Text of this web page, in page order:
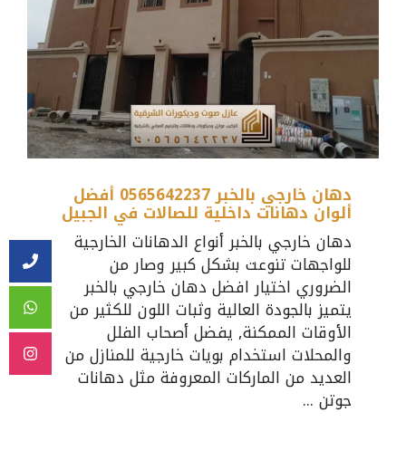
دهان خارجي بالخبر 0565642237 أفضل
ألوان دهانات داخلية للصالات في الجبيل
دهان خارجي بالخبر أنواع الدهانات الخارجية
للواجهات تنوعت بشكل كبير وصار من
الضروري اختيار افضل دهان خارجي بالخبر
يتميز بالجودة العالية وثبات اللون للكثير من
الأوقات الممكنة, يفضل أصحاب الفلل
والمحلات استخدام بويات خارجية للمنازل من
العديد من الماركات المعروفة مثل دهانات
جوتن ...